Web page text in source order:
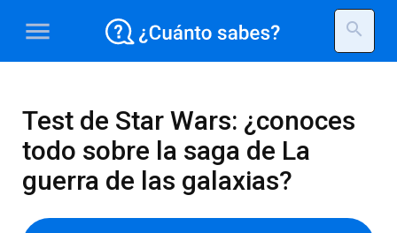
menu search
Test de Star Wars: ¿conoces
todo sobre la saga de La
guerra de las galaxias?